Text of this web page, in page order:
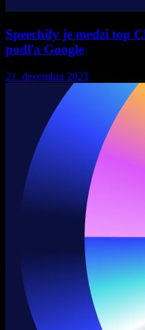
Speechify je medzi top
podľa Google
21. decembra 2023